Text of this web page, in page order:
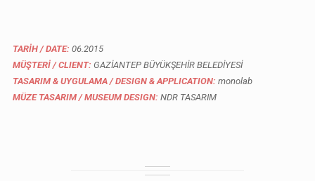
TARİH / DATE: 06.2015
MÜŞTERİ / CLIENT: GAZİANTEP BÜYÜKŞEHİR BELEDİYESİ
TASARIM & UYGULAMA / DESIGN & APPLICATION: monolab
MÜZE TASARIM / MUSEUM DESIGN: NDR TASARIM